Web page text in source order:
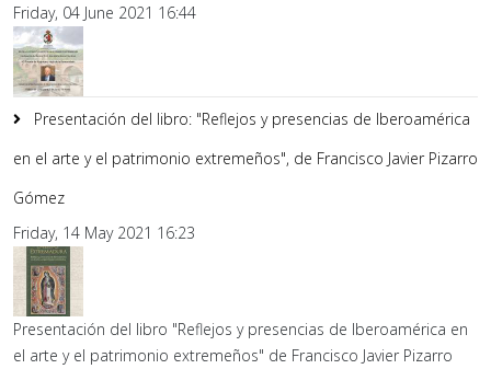
Friday, 04 June 2021 16:44
Presentación del libro: "Reflejos y presencias de Iberoamérica
en el arte y el patrimonio extremeños", de Francisco Javier Pizarro
Gómez
Friday, 14 May 2021 16:23
Presentación del libro "Reflejos y presencias de Iberoamérica en
el arte y el patrimonio extremeños" de Francisco Javier Pizarro